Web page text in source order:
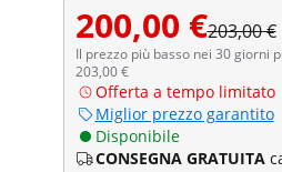
200,00 €203,00 €
Il prezzo più basso nei 30 giorni
203,00 €
Offerta a tempo limitato
Miglior prezzo garantito
Disponibile
CONSEGNA GRATUITA